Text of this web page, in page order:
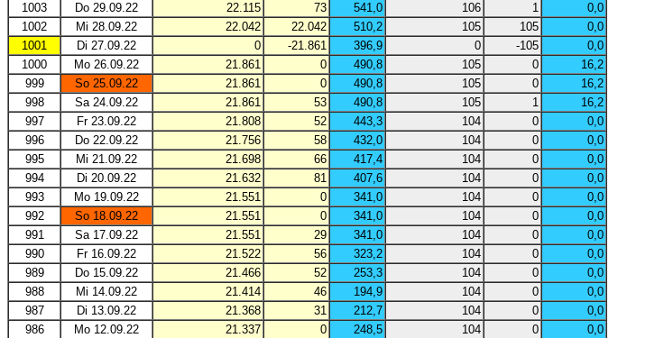
1003
Do 29.09.22 22.115 73 541,0 106 1
0,0
1002
Mi 28.09.22 22.042 22.042 510,2 105 105
0,0
1001
Di 27.09.22 0 -21.861 396,9 0 -105
0,0
1000
Mo 26.09.22 21.861 0 490,8 105 0
16,2
999
So 25.09.22 21.861 0 490,8 105 0
16,2
998
Sa 24.09.22 21.861 53 490,8 105 1
16,2
997
Fr 23.09.22 21.808 52 443,3 104 0
0,0
996
Do 22.09.22 21.756 58 432,0 104 0
0,0
995
Mi 21.09.22 21.698 66 417,4 104 0
0,0
994
Di 20.09.22 21.632 81 407,6 104 0
0,0
993
Mo 19.09.22 21.551 0 341,0 104 0
0,0
992
So 18.09.22 21.551 0 341,0 104 0
0,0
991
Sa 17.09.22 21.551 29 341,0 104 0
0,0
990
Fr 16.09.22 21.522 56 323,2 104 0
0,0
989
Do 15.09.22 21.466 52 253,3 104 0
0,0
988
Mi 14.09.22 21.414 46 194,9 104 0
0,0
987
Di 13.09.22 21.368 31 212,7 104 0
0,0
986
Mo 12.09.22 21.337 0 248,5 104 0 0,0